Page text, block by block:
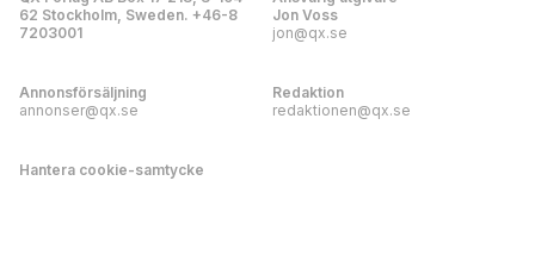
62 Stockholm, Sweden. +46-8
7203001
Jon Voss
jon@qx.se
Annonsförsäljning
annonser@qx.se
Redaktion
redaktionen@qx.se
Hantera cookie-samtycke